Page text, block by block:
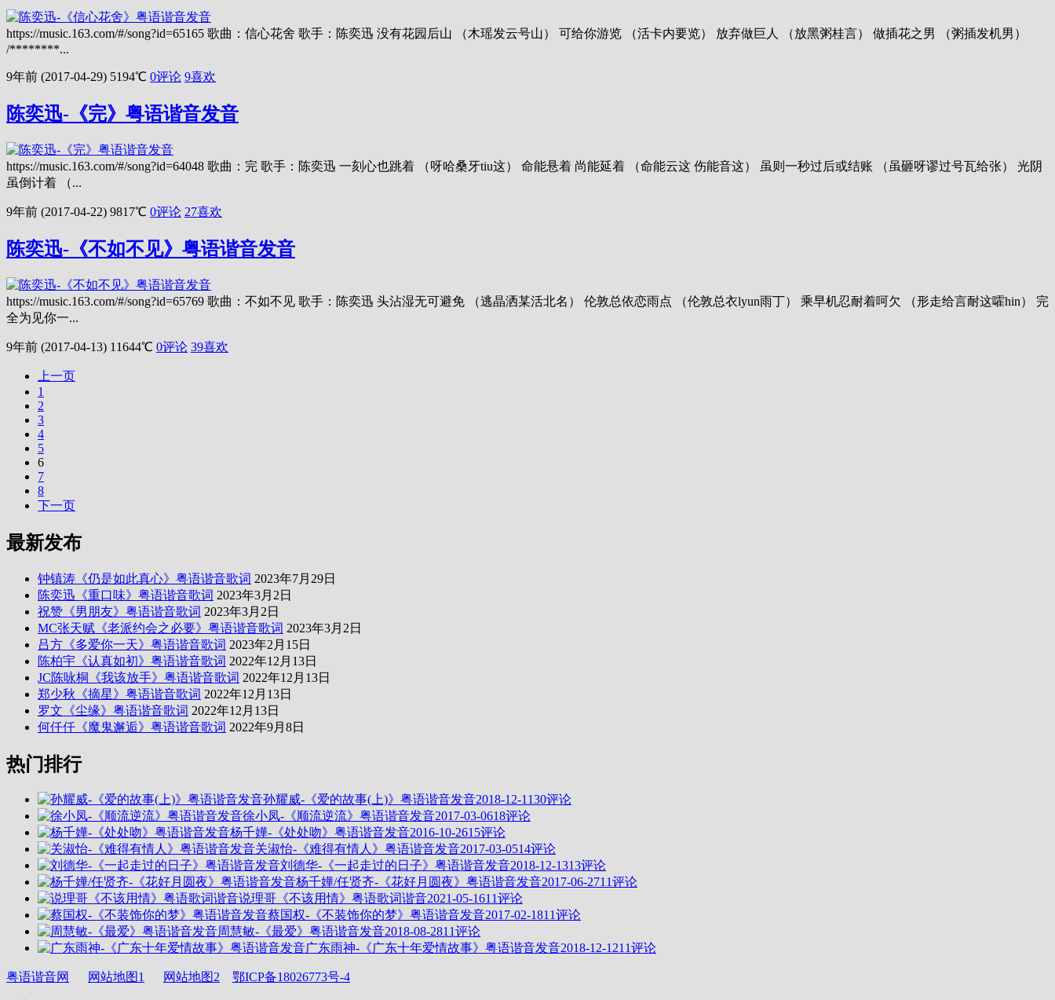
https://music.163.com/#/song?id=65165 歌曲：信心花舍 歌手：陈奕迅 没有花园后山 （木瑶发云号山） 可给你游览 （活卡内要览） 放弃做巨人 （放黑粥桂言） 做插花之男 （粥插发机男）
/********...
9年前 (2017-04-29) 5194℃ 0评论 9喜欢
陈奕迅-《完》粤语谐音发音
https://music.163.com/#/song?id=64048 歌曲：完 歌手：陈奕迅 一刻心也跳着 （呀哈桑牙tiu这） 命能悬着 尚能延着 （命能云这 伤能音这） 虽则一秒过后或结账 （虽砸呀谬过号瓦给张） 光阴
虽倒计着 （...
9年前 (2017-04-22) 9817℃ 0评论 27喜欢
陈奕迅-《不如不见》粤语谐音发音
https://music.163.com/#/song?id=65769 歌曲：不如不见 歌手：陈奕迅 头沾湿无可避免 （逃晶洒某活北名） 伦敦总依恋雨点 （伦敦总衣lyun雨丁） 乘早机忍耐着呵欠 （形走给言耐这嚯hin） 完
全为见你一...
9年前 (2017-04-13) 11644℃ 0评论 39喜欢
上一页
1
2
3
4
5
6
7
8
下一页
最新发布
钟镇涛《仍是如此真心》粤语谐音歌词 2023年7月29日
陈奕迅《重口味》粤语谐音歌词 2023年3月2日
祝赞《男朋友》粤语谐音歌词 2023年3月2日
MC张天赋《老派约会之必要》粤语谐音歌词 2023年3月2日
吕方《多爱你一天》粤语谐音歌词 2023年2月15日
陈柏宇《认真如初》粤语谐音歌词 2022年12月13日
JC陈咏桐《我该放手》粤语谐音歌词 2022年12月13日
郑少秋《摘星》粤语谐音歌词 2022年12月13日
罗文《尘缘》粤语谐音歌词 2022年12月13日
何仟仟《魔鬼邂逅》粤语谐音歌词 2022年9月8日
热门排行
孙耀威-《爱的故事(上)》粤语谐音发音2018-12-1130评论
徐小凤-《顺流逆流》粤语谐音发音2017-03-0618评论
杨千嬅-《处处吻》粤语谐音发音2016-10-2615评论
关淑怡-《难得有情人》粤语谐音发音2017-03-0514评论
刘德华-《一起走过的日子》粤语谐音发音2018-12-1313评论
杨千嬅/任贤齐-《花好月圆夜》粤语谐音发音2017-06-2711评论
说理哥《不该用情》粤语歌词谐音2021-05-1611评论
蔡国权-《不装饰你的梦》粤语谐音发音2017-02-1811评论
周慧敏-《最爱》粤语谐音发音2018-08-2811评论
广东雨神-《广东十年爱情故事》粤语谐音发音2018-12-1211评论
粤语谐音网 网站地图1 网站地图2 鄂ICP备18026773号-4